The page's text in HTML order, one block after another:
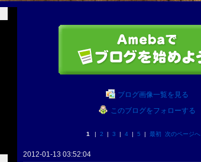
ブログ画像一覧を見る
このブログをフォローする
1 | 2 | 3 | 4 | 5 | 最初 次のページへ
2012-01-13 03:52:04